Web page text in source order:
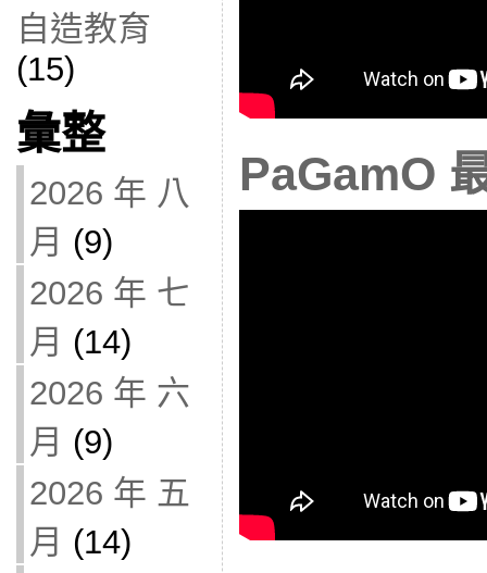
自造教育
(15)
彙整
2026 年 八
月 (9)
2026 年 七
月 (14)
2026 年 六
月 (9)
2026 年 五
月 (14)
PaGamO